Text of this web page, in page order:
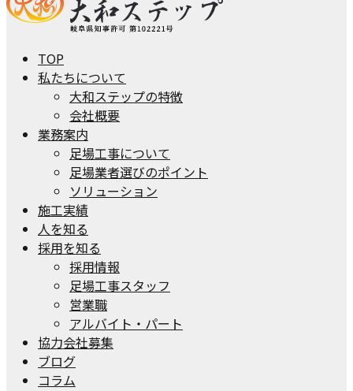
TOP
私たちについて
大和ステップの特徴
会社概要
業務案内
足場工事について
足場業者選びのポイント
ソリューション
施工実績
人を知る
採用を知る
採用情報
足場工事スタッフ
営業職
アルバイト・パート
協力会社募集
ブログ
コラム